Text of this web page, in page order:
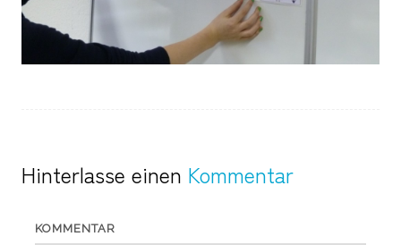
Hinterlasse einen Kommentar
KOMMENTAR